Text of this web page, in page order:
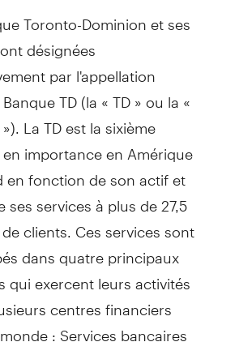
Toronto-Dominion et ses
désignées
par l'appellation
TD (la « TD » ou la «
La TD est la sixième
importance en Amérique
en fonction de son actif et
ses services à plus de 27,5
clients. Ces services sont
dans quatre principaux
qui exercent leurs activités
centres financiers
: Services bancaires